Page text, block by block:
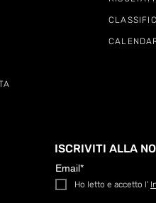
ISCRIVITI ALLA
Ho letto e accetto l'